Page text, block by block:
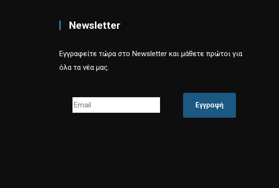
Newsletter
Εγγραφείτε τώρα στο Newsletter και μάθετε πρώτοι για
όλα τα νέα μας.
Εγγραφή